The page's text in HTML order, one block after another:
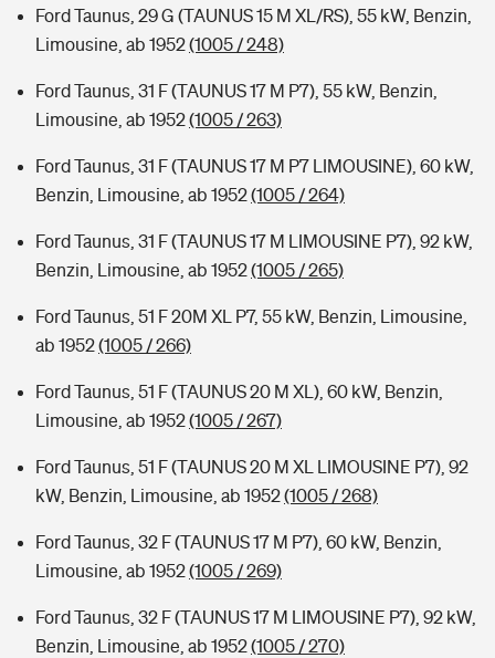
Ford Taunus, 29 G (TAUNUS 15 M XL/RS), 55 kW, Benzin,
Limousine, ab 1952(1005 / 248)
Ford Taunus, 31 F (TAUNUS 17 M P7), 55 kW, Benzin,
Limousine, ab 1952(1005 / 263)
Ford Taunus, 31 F (TAUNUS 17 M P7 LIMOUSINE), 60 kW,
Benzin, Limousine, ab 1952(1005 / 264)
Ford Taunus, 31 F (TAUNUS 17 M LIMOUSINE P7), 92 kW,
Benzin, Limousine, ab 1952(1005 / 265)
Ford Taunus, 51 F 20M XL P7, 55 kW, Benzin, Limousine,
ab 1952(1005 / 266)
Ford Taunus, 51 F (TAUNUS 20 M XL), 60 kW, Benzin,
Limousine, ab 1952(1005 / 267)
Ford Taunus, 51 F (TAUNUS 20 M XL LIMOUSINE P7), 92
kW, Benzin, Limousine, ab 1952(1005 / 268)
Ford Taunus, 32 F (TAUNUS 17 M P7), 60 kW, Benzin,
Limousine, ab 1952(1005 / 269)
Ford Taunus, 32 F (TAUNUS 17 M LIMOUSINE P7), 92 kW,
Benzin, Limousine, ab 1952(1005 / 270)